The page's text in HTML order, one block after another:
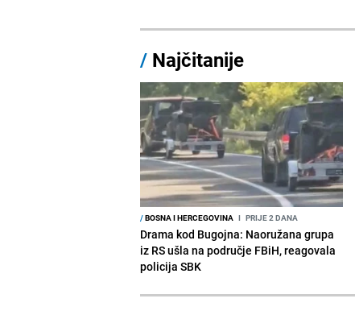
/ Najčitanije
/BOSNA I HERCEGOVINA I PRIJE 2 DANA
Drama kod Bugojna: Naoružana grupa
iz RS ušla na područje FBiH, reagovala
policija SBK